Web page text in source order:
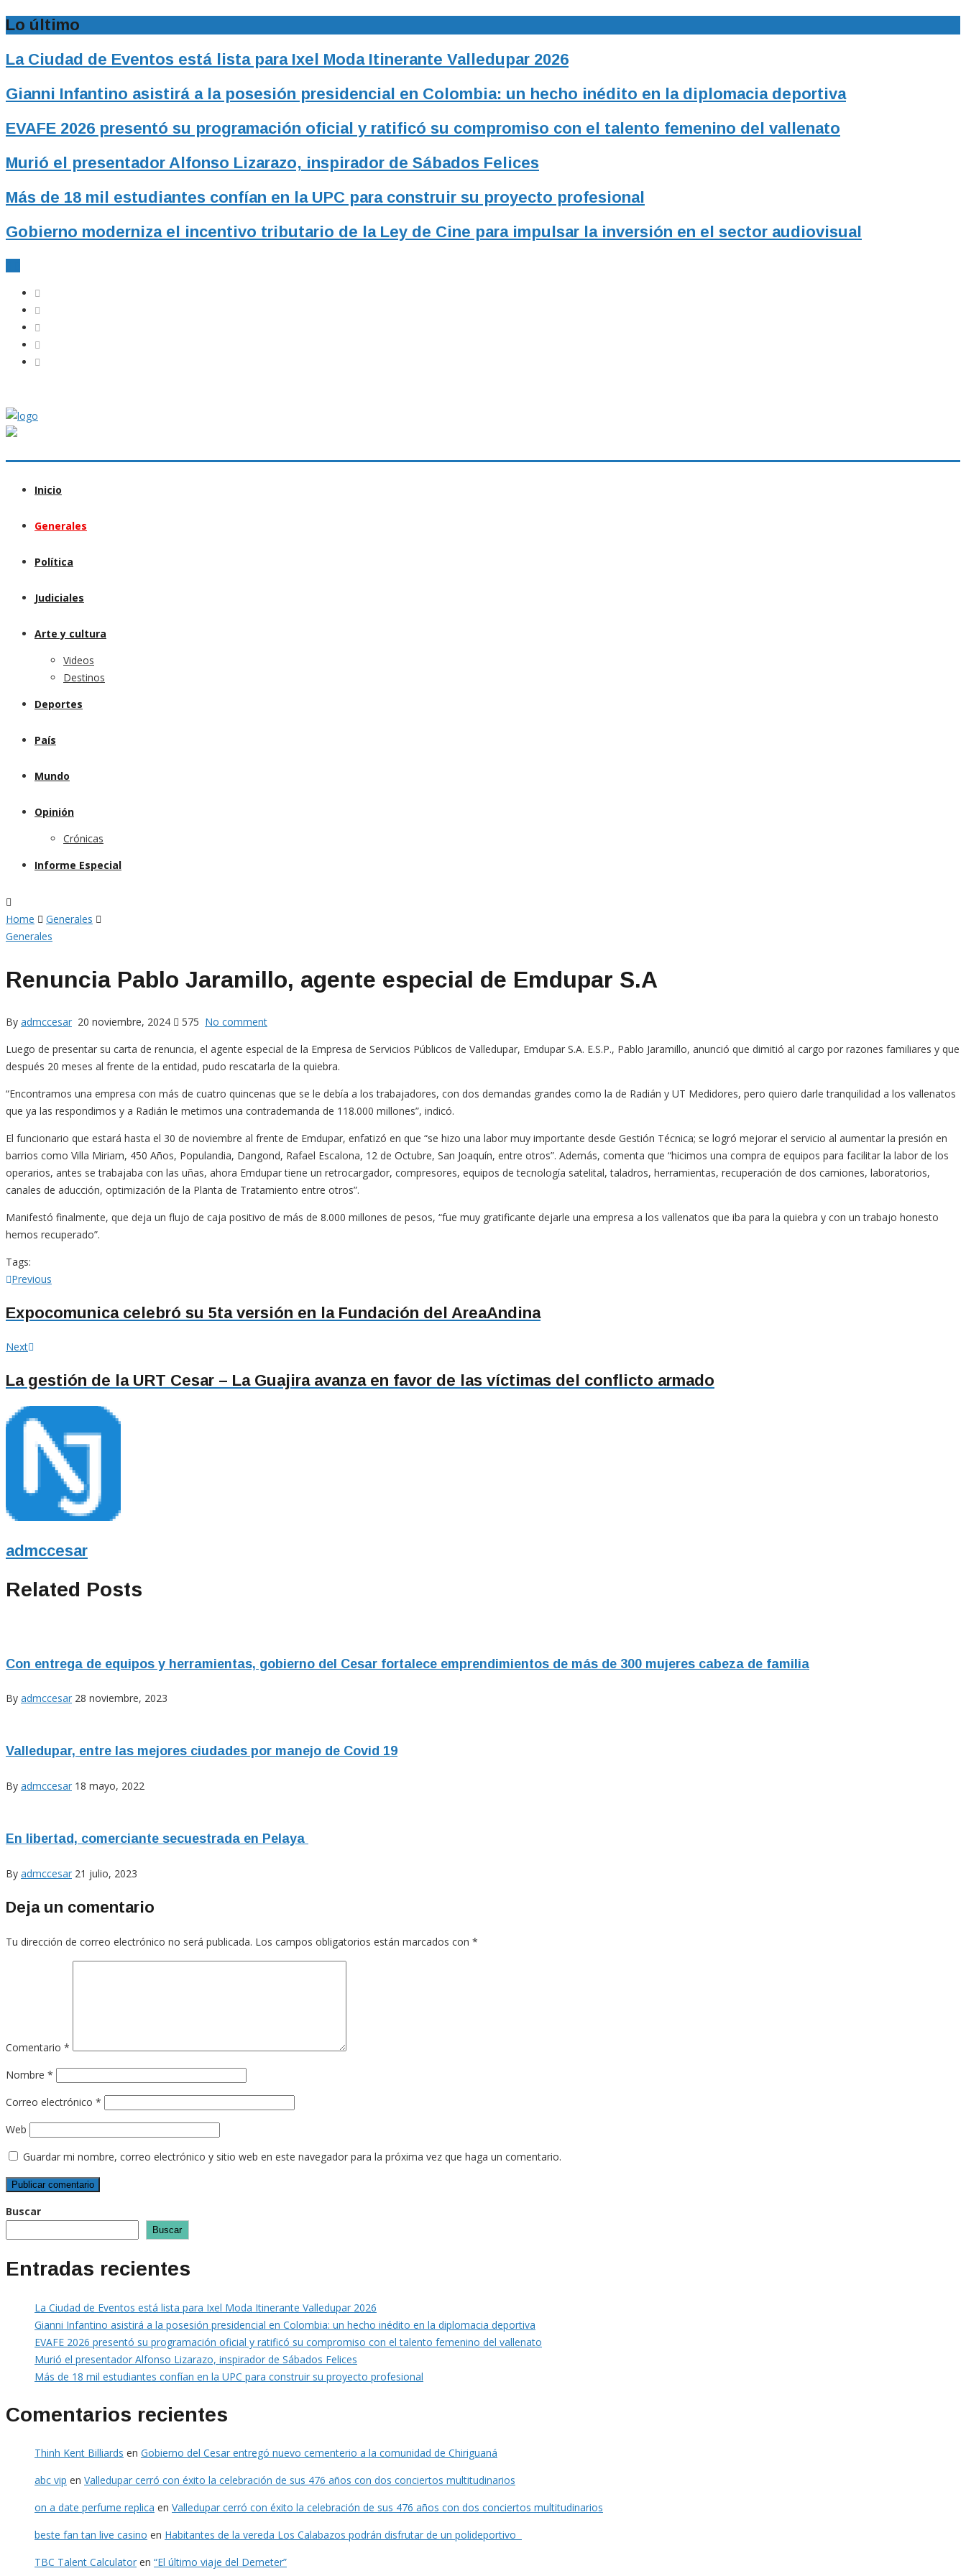
Lo último
La Ciudad de Eventos está lista para Ixel Moda Itinerante Valledupar 2026
Gianni Infantino asistirá a la posesión presidencial en Colombia: un hecho inédito en la diplomacia deportiva
EVAFE 2026 presentó su programación oficial y ratificó su compromiso con el talento femenino del vallenato
Murió el presentador Alfonso Lizarazo, inspirador de Sábados Felices
Más de 18 mil estudiantes confían en la UPC para construir su proyecto profesional
Gobierno moderniza el incentivo tributario de la Ley de Cine para impulsar la inversión en el sector audiovisual
Inicio
Generales
Política
Judiciales
Arte y cultura
Videos
Destinos
Deportes
País
Mundo
Opinión
Crónicas
Informe Especial
Home
Generales
Generales
Renuncia Pablo Jaramillo, agente especial de Emdupar S.A
By admccesar 20 noviembre, 2024 575 No comment
Luego de presentar su carta de renuncia, el agente especial de la Empresa de Servicios Públicos de Valledupar, Emdupar S.A. E.S.P., Pablo Jaramillo, anunció que dimitió al cargo por razones familiares y que
después 20 meses al frente de la entidad, pudo rescatarla de la quiebra.
“Encontramos una empresa con más de cuatro quincenas que se le debía a los trabajadores, con dos demandas grandes como la de Radián y UT Medidores, pero quiero darle tranquilidad a los vallenatos
que ya las respondimos y a Radián le metimos una contrademanda de 118.000 millones”, indicó.
El funcionario que estará hasta el 30 de noviembre al frente de Emdupar, enfatizó en que “se hizo una labor muy importante desde Gestión Técnica; se logró mejorar el servicio al aumentar la presión en
barrios como Villa Miriam, 450 Años, Populandia, Dangond, Rafael Escalona, 12 de Octubre, San Joaquín, entre otros”. Además, comenta que “hicimos una compra de equipos para facilitar la labor de los
operarios, antes se trabajaba con las uñas, ahora Emdupar tiene un retrocargador, compresores, equipos de tecnología satelital, taladros, herramientas, recuperación de dos camiones, laboratorios,
canales de aducción, optimización de la Planta de Tratamiento entre otros”.
Manifestó finalmente, que deja un flujo de caja positivo de más de 8.000 millones de pesos, “fue muy gratificante dejarle una empresa a los vallenatos que iba para la quiebra y con un trabajo honesto
hemos recuperado”.
Tags:
Navegación
de
Previous
Expocomunica celebró su 5ta versión en la Fundación del AreaAndina
Next
La gestión de la URT Cesar – La Guajira avanza en favor de las víctimas del conflicto armado
admccesar
Related Posts
Con entrega de equipos y herramientas, gobierno del Cesar fortalece emprendimientos de más de 300 mujeres cabeza de familia
By admccesar 28 noviembre, 2023
Valledupar, entre las mejores ciudades por manejo de Covid 19
By admccesar 18 mayo, 2022
En libertad, comerciante secuestrada en Pelaya
By admccesar 21 julio, 2023
Deja un comentario
Tu dirección de correo electrónico no será publicada. Los campos obligatorios están marcados con *
Comentario *
Nombre *
Correo electrónico *
Web
Guardar mi nombre, correo electrónico y sitio web en este navegador para la próxima vez que haga un comentario.
Buscar
Buscar
Entradas recientes
La Ciudad de Eventos está lista para Ixel Moda Itinerante Valledupar 2026
Gianni Infantino asistirá a la posesión presidencial en Colombia: un hecho inédito en la diplomacia deportiva
EVAFE 2026 presentó su programación oficial y ratificó su compromiso con el talento femenino del vallenato
Murió el presentador Alfonso Lizarazo, inspirador de Sábados Felices
Más de 18 mil estudiantes confían en la UPC para construir su proyecto profesional
Comentarios recientes
Thinh Kent Billiards en Gobierno del Cesar entregó nuevo cementerio a la comunidad de Chiriguaná
abc vip en Valledupar cerró con éxito la celebración de sus 476 años con dos conciertos multitudinarios
on a date perfume replica en Valledupar cerró con éxito la celebración de sus 476 años con dos conciertos multitudinarios
beste fan tan live casino en Habitantes de la vereda Los Calabazos podrán disfrutar de un polideportivo
TBC Talent Calculator en “El último viaje del Demeter”